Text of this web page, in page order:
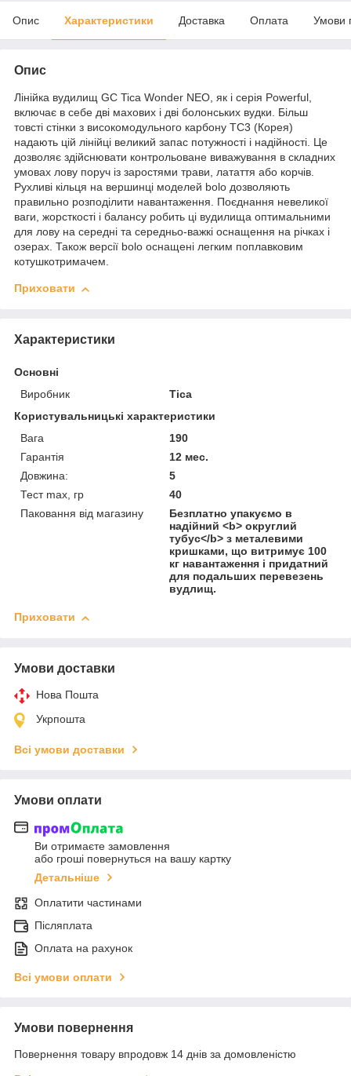
Опис Характеристики Доставка Оплата Умови
Опис
Лінійка вудилищ GC Tica Wonder NEO, як і серія Powerful,
включає в себе дві махових і дві болонських вудки. Більш
товсті стінки з високомодульного карбону ТС3 (Корея)
надають цій лінійці великий запас потужності і надійності. Це
дозволяє здійснювати контрольоване виважування в складних
умовах лову поруч із заростями трави, латаття або корчів.
Рухливі кільця на вершинці моделей bolo дозволяють
правильно розподілити навантаження. Поєднання невеликої
ваги, жорсткості і балансу робить ці вудилища оптимальними
для лову на середні та середньо-важкі оснащення на річках і
озерах. Також версії bolo оснащені легким поплавковим
котушкотримачем.
Приховати
Характеристики
Основні
Виробник
Tica
Користувальницькі характеристики
Вага
190
Гарантія
12 мес.
Довжина:
5
Тест max, гр
40
Паковання від магазину
Безплатно упакуємо в
надійний <b> округлий
тубус</b> з металевими
кришками, що витримує 100
кг навантаження і придатний
для подальших перевезень
вудлищ.
Приховати
Умови доставки
Нова Пошта
Укрпошта
Всі умови доставки
Умови оплати
Ви отримаєте замовлення
або гроші повернуться на вашу картку
Детальніше
Оплатити частинами
Післяплата
Оплата на рахунок
Всі умови оплати
Умови повернення
Повернення товару впродовж 14 днів за домовленістю